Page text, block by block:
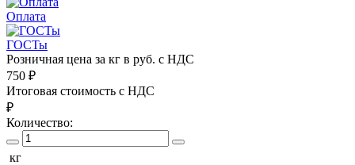
Оплата
ГОСТы
Розничная цена за кг в руб. с НДС
750 ₽
Итоговая стоимость с НДС
₽
Количество:
кг